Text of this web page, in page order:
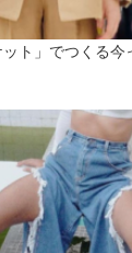
ット」でつくる